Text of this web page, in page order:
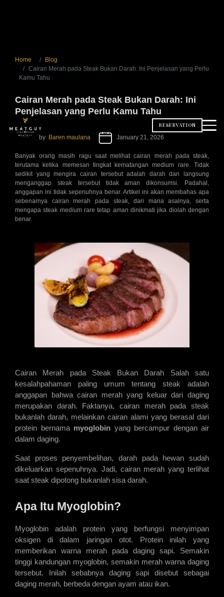
RESERVATION
Home
Blog
Cairan Merah pada Steak Bukan Darah: Ini Penjelasan yang Perlu
Kamu Tahu
Cairan Merah pada Steak Bukan Darah: Ini
Penjelasan yang Perlu Kamu Tahu
by Baren maulana January 21, 2026
Banyak orang masih ragu saat melihat cairan merah pada steak,
terutama ketika memesan tingkat kematangan medium rare. Tidak
sedikit yang mengira cairan tersebut adalah darah dan langsung
menganggap steak tersebut tidak aman dikonsumsi. Padahal,
anggapan ini tidak sepenuhnya benar. Artikel ini akan membahas apa
sebenarnya cairan merah pada steak, dari mana asalnya, serta
mengapa steak medium rare tetap aman dinikmati jika diolah dengan
benar.
Cairan Merah pada Steak Bukan Darah Salah satu
kesalahpahaman paling umum tentang steak adalah
anggapan bahwa cairan merah yang keluar dari daging
merupakan darah. Faktanya, cairan merah pada steak
bukanlah darah, melainkan cairan alami yang berasal dari
protein bernama myoglobin yang bercampur dengan air
dalam daging.
Saat proses penyembelihan, darah pada hewan sudah
dikeluarkan sepenuhnya. Jadi, cairan merah yang terlihat
saat steak dipotong bukanlah sisa darah.
Apa Itu Myoglobin?
Myoglobin adalah protein yang berfungsi menyimpan
oksigen di dalam jaringan otot. Protein inilah yang
memberikan warna merah pada daging sapi. Semakin
tinggi kandungan myoglobin, semakin merah warna daging
tersebut. Inilah sebabnya daging sapi disebut sebagai
daging merah, berbeda dengan ayam atau ikan.